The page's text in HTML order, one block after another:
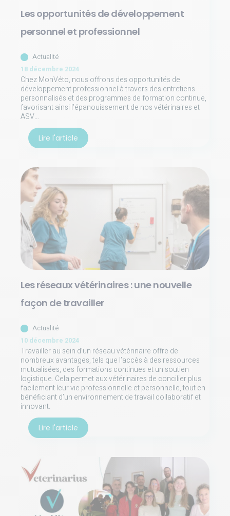
Les opportunités de développement
personnel et professionnel
Actualité
18 décembre 2024
Chez MonVéto, nous offrons des opportunités de
développement professionnel à travers des entretiens
personnalisés et des programmes de formation continue,
favorisant ainsi l’épanouissement de nos vétérinaires et
ASV…
Lire l'article
Les réseaux vétérinaires : une nouvelle
façon de travailler
Actualité
10 décembre 2024
Travailler au sein d’un réseau vétérinaire offre de
nombreux avantages, tels que l’accès à des ressources
mutualisées, des formations continues et un soutien
logistique. Cela permet aux vétérinaires de concilier plus
facilement leur vie professionnelle et personnelle, tout en
bénéficiant d’un environnement de travail collaboratif et
innovant.
Lire l'article